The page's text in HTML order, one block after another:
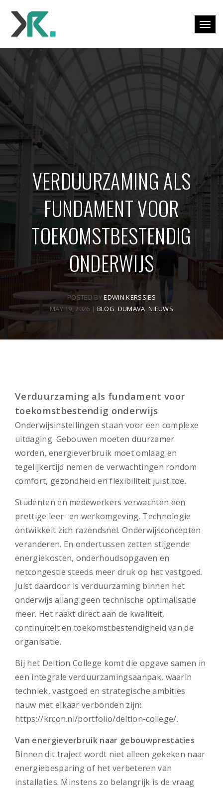
VERDUURZAMING ALS
FUNDAMENT VOOR
TOEKOMSTBESTENDIG
ONDERWIJS
POSTED BYEDWIN KERSSIES
MAY 19, 2026 | BLOG, DUMAVA,NIEUWS
Verduurzaming als fundament voor
toekomstbestendig onderwijs
Onderwijsinstellingen staan voor een complexe
uitdaging. Gebouwen moeten duurzamer
worden, energieverbruik moet omlaag en
tegelijkertijd nemen de verwachtingen rondom
comfort, gezondheid en flexibiliteit juist toe.
Studenten en medewerkers verwachten een
prettige leer- en werkomgeving. Technologie
ontwikkelt zich razendsnel. Onderwijsconcepten
veranderen. En ondertussen zetten stijgende
energiekosten, onderhoudsopgaven en
netcongestie steeds meer druk op het vastgoed.
Juist daardoor is verduurzaming binnen het
onderwijs allang geen technische optimalisatie
meer. Het raakt direct aan de kwaliteit,
continuïteit en toekomstbestendigheid van de
organisatie.
Bij het Deltion College komt die opgave samen in
een integrale verduurzamingsaanpak, waarin
techniek, vastgoed en strategische ambities
nauw met elkaar verbonden zijn:
https://krcon.nl/portfolio/deltion-college/.
Van energieverbruik naar gebouwprestaties
Binnen dit traject wordt niet alleen gekeken naar
energiebesparing of het verbeteren van
installaties. Minstens zo belangrijk is de vraag